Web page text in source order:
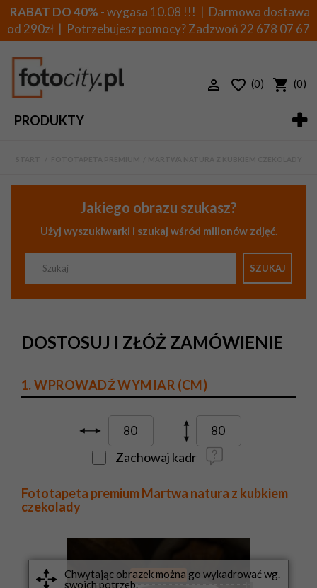
RABAT DO 40% - wygasa 10.08 !!! | Darmowa dostawa
od 290zł | Potrzebujesz pomocy? Zadzwoń22 678 07 67
PRODUKTY
(0) (0)
Jakiego obrazu szukasz?
Użyj wyszukiwarki i szukaj wśród milionów zdjęć.
SZUKAJ
Fototapeta premium Martwa natura z kubkiem
czekolady
80cm
DOSTOSUJ I ZŁÓŻ ZAMÓWIENIE
1. WPROWADŹ WYMIAR (CM)
Zachowaj kadr